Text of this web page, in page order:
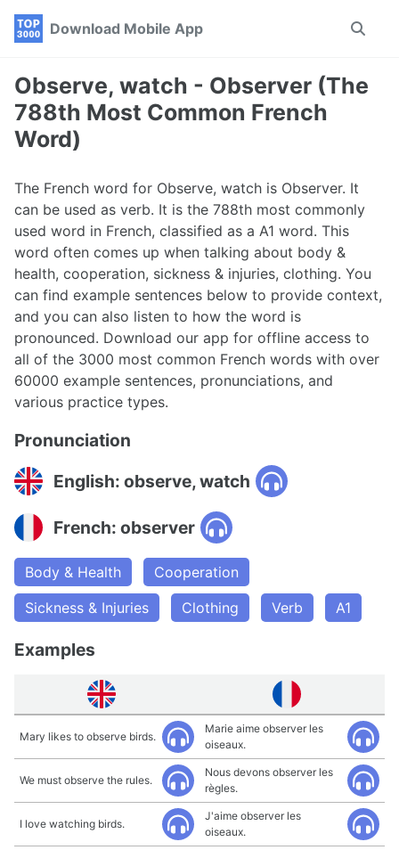
Skip
navigation
Skip
Skip
Download Mobile App
Toggle
Observe, watch - Observer (The
788th Most Common French
Word)
The French word for Observe, watch is Observer. It
can be used as verb. It is the 788th most commonly
used word in French, classified as a A1 word. This
word often comes up when talking about body &
health, cooperation, sickness & injuries, clothing. You
can find example sentences below to provide context,
and you can also listen to how the word is
pronounced. Download our app for offline access to
all of the 3000 most common French words with over
60000 example sentences, pronunciations, and
various practice types.
Pronunciation
English: observe, watch
French: observer
Body & Health
Cooperation
Sickness & Injuries
Clothing Verb A1
Examples
Mary likes to observe birds.
Marie aime observer les
oiseaux.
We must observe the rules.
Nous devons observer les
règles.
I love watching birds.
J'aime observer les
oiseaux.